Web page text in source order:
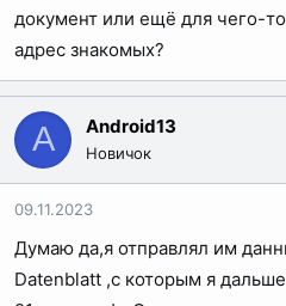
документ или ещё для чего-
адрес знакомых?
A Android13
Новичок
09.11.2023
Думаю да,я отправлял им
Datenblatt ,с которым я